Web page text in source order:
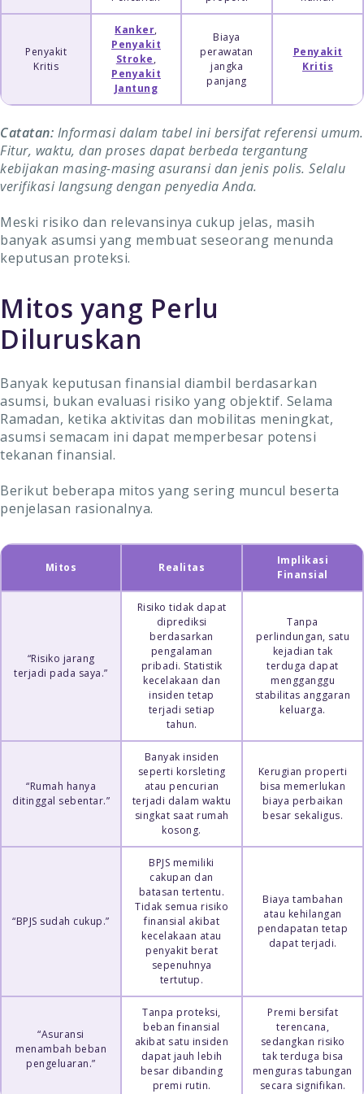
Penyakit
Kritis
Kanker,
Penyakit
Stroke,
Penyakit
Jantung
Biaya
perawatan
jangka
panjang
Penyakit
Kritis
Catatan: Informasi dalam tabel ini bersifat referensi umum.
Fitur, waktu, dan proses dapat berbeda tergantung
kebijakan masing-masing asuransi dan jenis polis. Selalu
verifikasi langsung dengan penyedia Anda.
Meski risiko dan relevansinya cukup jelas, masih
banyak asumsi yang membuat seseorang menunda
keputusan proteksi.
Mitos yang Perlu
Diluruskan
Banyak keputusan finansial diambil berdasarkan
asumsi, bukan evaluasi risiko yang objektif. Selama
Ramadan, ketika aktivitas dan mobilitas meningkat,
asumsi semacam ini dapat memperbesar potensi
tekanan finansial.
Berikut beberapa mitos yang sering muncul beserta
penjelasan rasionalnya.
Mitos Realitas
Implikasi
Finansial
“Risiko jarang
terjadi pada saya.”
Risiko tidak dapat
diprediksi
berdasarkan
pengalaman
pribadi. Statistik
kecelakaan dan
insiden tetap
terjadi setiap
tahun.
Tanpa
perlindungan, satu
kejadian tak
terduga dapat
mengganggu
stabilitas anggaran
keluarga.
“Rumah hanya
ditinggal sebentar.”
Banyak insiden
seperti korsleting
atau pencurian
terjadi dalam waktu
singkat saat rumah
kosong.
Kerugian properti
bisa memerlukan
biaya perbaikan
besar sekaligus.
“BPJS sudah cukup.”
BPJS memiliki
cakupan dan
batasan tertentu.
Tidak semua risiko
finansial akibat
kecelakaan atau
penyakit berat
sepenuhnya
tertutup.
Biaya tambahan
atau kehilangan
pendapatan tetap
dapat terjadi.
“Asuransi
menambah beban
pengeluaran.”
Tanpa proteksi,
beban finansial
akibat satu insiden
dapat jauh lebih
besar dibanding
premi rutin.
Premi bersifat
terencana,
sedangkan risiko
tak terduga bisa
menguras tabungan
secara signifikan.